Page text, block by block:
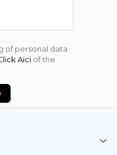
of personal data
Aici of the